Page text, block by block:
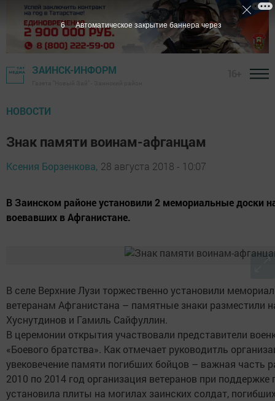
ЗАИНСК-ИНФОРМ
НОВОСТИ
Знак памяти воинам-афганцам
Ксения Борзенкова, 28 августа 2018 - 10:07
В Заинском районе установили 2 мемориальные доски
воевавших в Афганистане.
В селе Верхние Лузи торжественно установили
ветеранам Афганистана – памятные знаки разместили
Хуснутдинов и Гамиль Сайфуллин.
В церемонии открытия участвовали представители
«Боевого братства». Как отмечает руководитль
увековечение памяти погибших бойцов – важная часть
2010 по 2014 год организация ветеранов при поддержке
установила плиты на могилах заинских солдат,
6 Автоматическое закрытие баннера через